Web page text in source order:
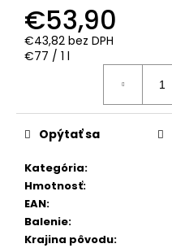
€53,90
€43,82 bez DPH
Jednotková
€77 / 1 l
Kategória:
Hmotnosť:
EAN:
Balenie:
Krajina pôvodu:
Opýtať sa